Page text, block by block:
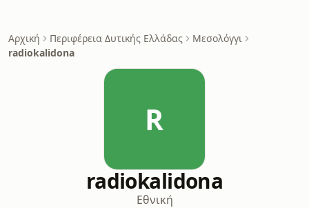
Αρχική Περιφέρεια Δυτικής Ελλάδας
Μεσολόγγι
radiokalidona
R
radiokalidona
Εθνική